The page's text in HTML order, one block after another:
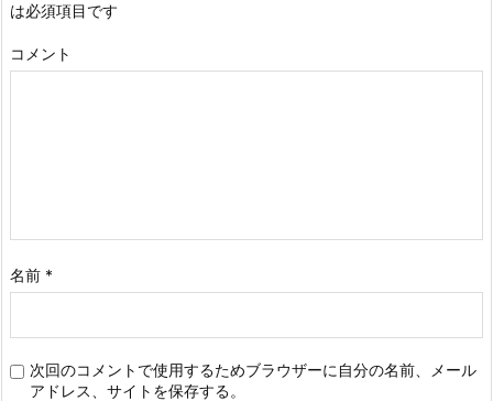
は必須項目です
コメント
名前 *
次回のコメントで使用するためブラウザーに自分の名前、メール
アドレス、サイトを保存する。